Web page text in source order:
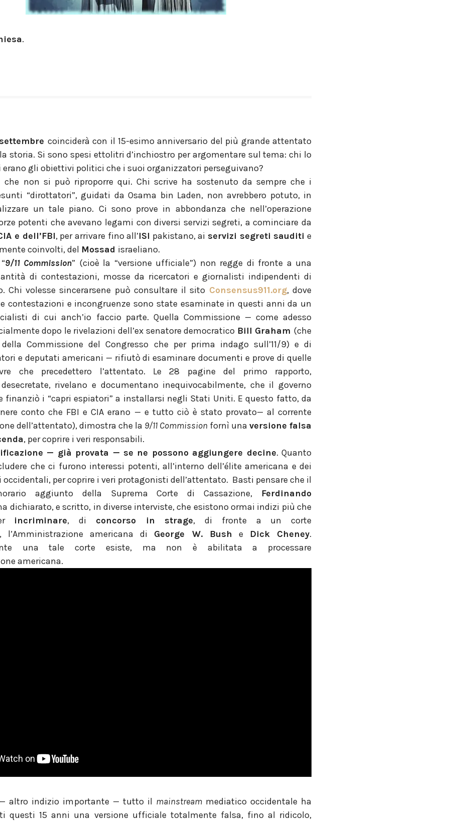
.
settembre coinciderà con il 15-esimo anniversario del più grande attentato
storia. Si sono spesi ettolitri d’inchiostro per argomentare sul tema: chi lo
erano gli obiettivi politici che i suoi organizzatori perseguivano?
che non si può riproporre qui. Chi scrive ha sostenuto da sempre che i
“dirottatori”, guidati da Osama bin Laden, non avrebbero potuto, in
un tale piano. Ci sono prove in abbondanza che nell’operazione
potenti che avevano legami con diversi servizi segreti, a cominciare da
e dell’FBI, per arrivare fino all’ISI pakistano, ai servizi segreti sauditi e
coinvolti, del Mossad israeliano.
9/11 Commission” (cioè la “versione ufficiale”) non regge di fronte a una
di contestazioni, mosse da ricercatori e giornalisti indipendenti di
Chi volesse sincerarsene può consultare il sito Consensus911.org, dove
contestazioni e incongruenze sono state esaminate in questi anni da un
di cui anch’io faccio parte. Quella Commissione — come adesso
dopo le rivelazioni dell’ex senatore democratico Bill Graham (che
Commissione del Congresso che per prima indago sull’11/9) e di
e deputati americani — rifiutò di esaminare documenti e prove di quelle
che precedettero l’attentato. Le 28 pagine del primo rapporto,
rivelano e documentano inequivocabilmente, che il governo
finanziò i “capri espiatori” a installarsi negli Stati Uniti. E questo fatto, da
conto che FBI e CIA erano — e tutto ciò è stato provato— al corrente
dell’attentato), dimostra che la 9/11 Commission fornì una versione falsa
, per coprire i veri responsabili.
— già provata — se ne possono aggiungere decine. Quanto
che ci furono interessi potenti, all’interno dell’élite americana e dei
per coprire i veri protagonisti dell’attentato. Basti pensare che il
aggiunto della Suprema Corte di Cassazione, Ferdinando
dichiarato, e scritto, in diverse interviste, che esistono ormai indizi più che
incriminare, di concorso in strage, di fronte a un corte
l’Amministrazione americana di George W. Bush e Dick Cheney.
una tale corte esiste, ma non è abilitata a processare
americana.
altro indizio importante — tutto il mainstream mediatico occidentale ha
questi 15 anni una versione ufficiale totalmente falsa, fino al ridicolo,